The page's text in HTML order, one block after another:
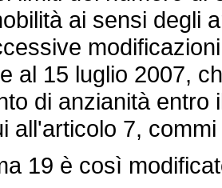
ai sensi degli
al 15 luglio 2007,
di anzianità entro
all'articolo 7,
19 è così